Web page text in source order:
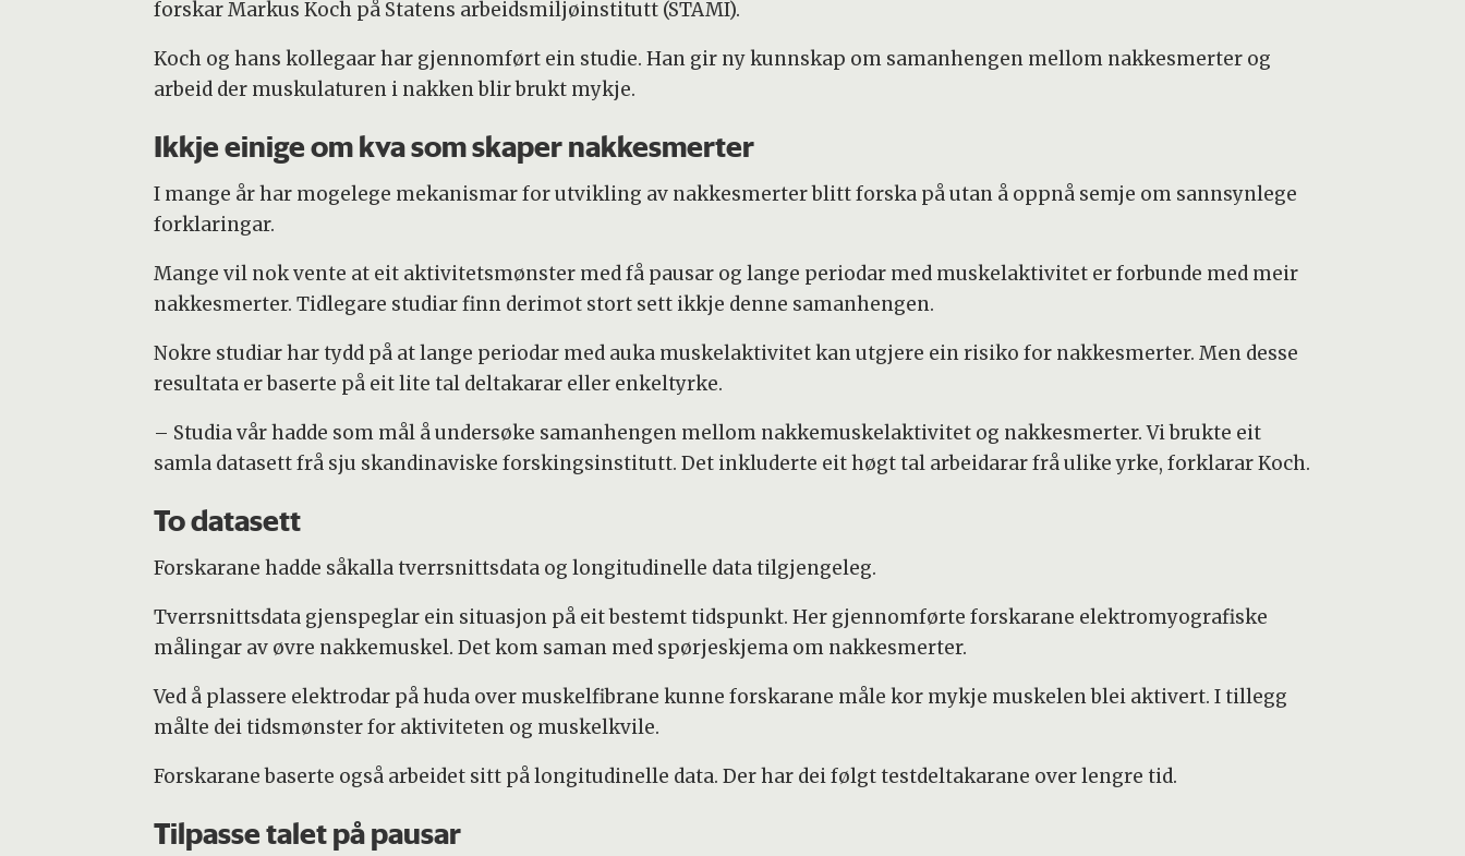
forskar Markus Koch på Statens arbeidsmiljøinstitutt (STAMI).
Koch og hans kollegaar har gjennomført ein studie. Han gir ny kunnskap om samanhengen mellom nakkesmerter og
arbeid der muskulaturen i nakken blir brukt mykje.
Ikkje einige om kva som skaper nakkesmerter
I mange år har mogelege mekanismar for utvikling av nakkesmerter blitt forska på utan å oppnå semje om sannsynlege
forklaringar.
Mange vil nok vente at eit aktivitetsmønster med få pausar og lange periodar med muskelaktivitet er forbunde med meir
nakkesmerter. Tidlegare studiar finn derimot stort sett ikkje denne samanhengen.
Nokre studiar har tydd på at lange periodar med auka muskelaktivitet kan utgjere ein risiko for nakkesmerter. Men desse
resultata er baserte på eit lite tal deltakarar eller enkeltyrke.
– Studia vår hadde som mål å undersøke samanhengen mellom nakkemuskelaktivitet og nakkesmerter. Vi brukte eit
samla datasett frå sju skandinaviske forskingsinstitutt. Det inkluderte eit høgt tal arbeidarar frå ulike yrke, forklarar Koch.
To datasett
Forskarane hadde såkalla tverrsnittsdata og longitudinelle data tilgjengeleg.
Tverrsnittsdata gjenspeglar ein situasjon på eit bestemt tidspunkt. Her gjennomførte forskarane elektromyografiske
målingar av øvre nakkemuskel. Det kom saman med spørjeskjema om nakkesmerter.
Ved å plassere elektrodar på huda over muskelfibrane kunne forskarane måle kor mykje muskelen blei aktivert. I tillegg
målte dei tidsmønster for aktiviteten og muskelkvile.
Forskarane baserte også arbeidet sitt på longitudinelle data. Der har dei følgt testdeltakarane over lengre tid.
Tilpasse talet på pausar